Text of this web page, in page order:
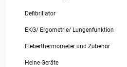
Defibrillator
EKG/ Ergometrie/ Lungenfunktion
Fieberthermometer und Zubehör
Heine Geräte